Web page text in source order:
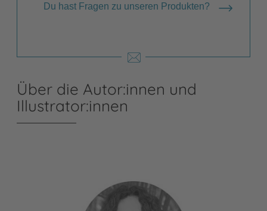
Du hast Fragen zu unseren Produkten?
Über die Autor:innen und
Illustrator:innen